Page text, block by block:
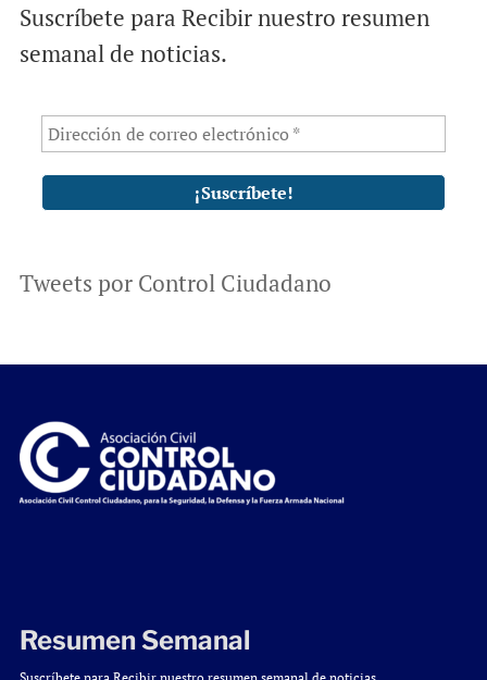
Suscríbete para Recibir nuestro resumen
semanal de noticias.
Tweets por Control Ciudadano
Resumen Semanal